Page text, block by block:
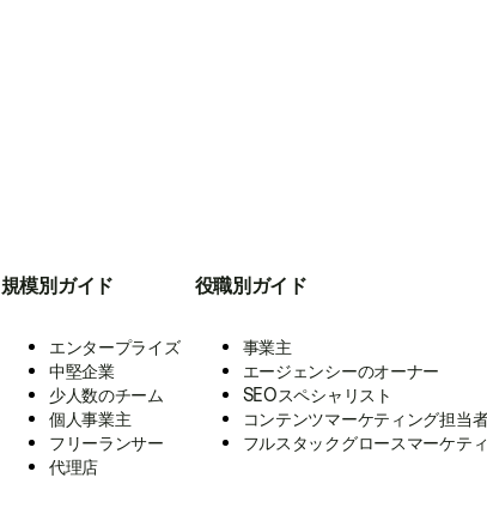
規模別ガイド
エンタープライズ
中堅企業
少人数のチーム
個人事業主
フリーランサー
代理店
役職別ガイド
事業主
エージェンシーのオーナー
SEOスペシャリスト
コンテンツマーケティング担当
フルスタックグロースマーケテ